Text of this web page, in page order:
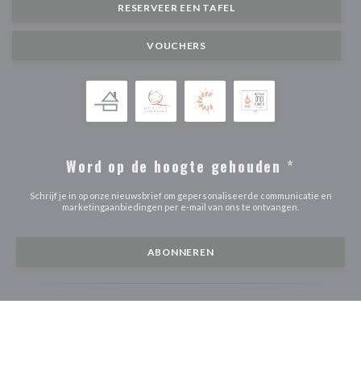
RESERVEER EEN TAFEL
VOUCHERS
Word op de hoogte gehouden *
Schrijf je in op onze nieuwsbrief om gepersonaliseerde communicatie en
marketingaanbiedingen per e-mail van ons te ontvangen.
ABONNEREN